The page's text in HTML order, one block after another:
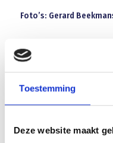
Toestemming
Deze website maakt
Foto’s: Gerard
Array
Twitter
Facebook